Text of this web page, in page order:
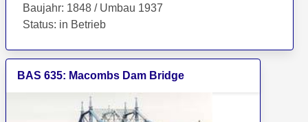
Baujahr: 1848 / Umbau 1937
Status: in Betrieb
BAS 635: Macombs Dam Bridge